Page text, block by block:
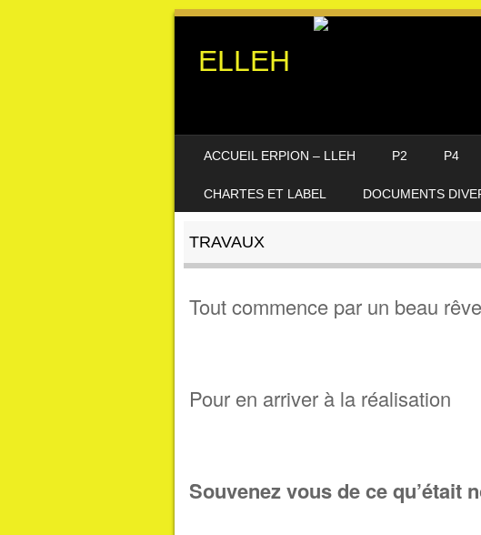
ELLEH
ACCUEIL ERPION – LLEH P2 P4
CHARTES ET LABEL DOCUMENTS
TRAVAUX
Tout commence par un beau rêve
Pour en arriver à la réalisation
Souvenez vous de ce qu’était